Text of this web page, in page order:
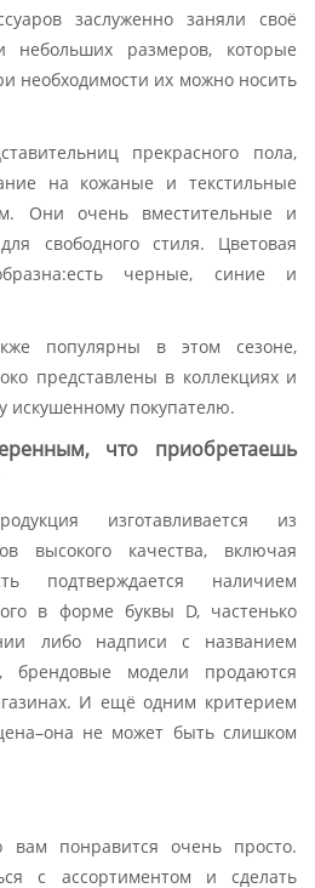
заслуженно заняли своё
небольших размеров, которые
необходимости их можно носить
прекрасного пола,
на кожаные и текстильные
Они очень вместительные и
свободного стиля. Цветовая
черные, синие и
популярны в этом сезоне,
представлены в коллекциях и
искушенному покупателю.
что приобретаешь
изготавливается из
высокого качества, включая
подтверждается наличием
в форме буквы D, частенько
либо надписи с названием
брендовые модели продаются
И ещё одним критерием
не может быть слишком
вам понравится очень просто.
с ассортиментом и сделать